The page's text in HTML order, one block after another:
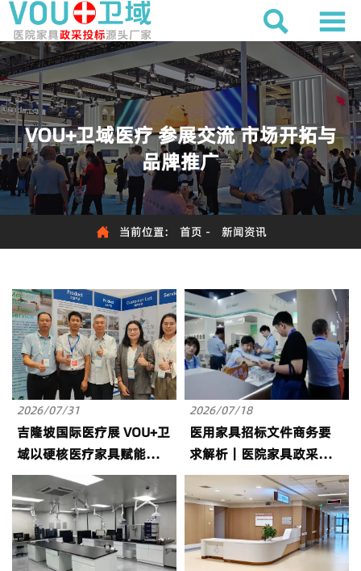
 
VOU+卫域医疗 参展交流 市场开拓与
品牌推广
 当前位置: 首页 - 新闻资讯
2026/07/31
吉隆坡国际医疗展 VOU+卫
域以硬核医疗家具赋能东
盟智慧医疗升级
2026/07/18
医用家具招标文件商务要
求解析｜医院家具政采招
标交付验收规范